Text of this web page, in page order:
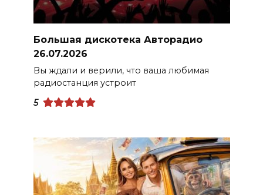
Большая дискотека Авторадио
26.07.2026
Вы ждали и верили, что ваша любимая
радиостанция устроит
5